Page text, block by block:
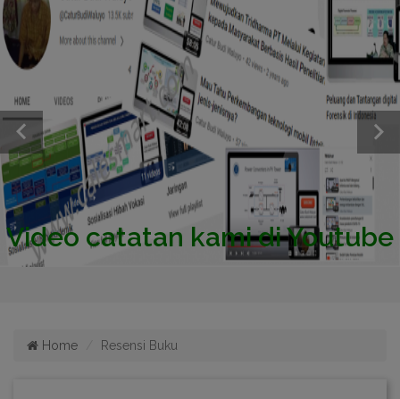
Video catatan kami di Youtube
Home Resensi Buku